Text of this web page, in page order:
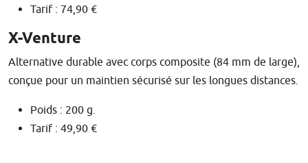
Tarif : 74,90 €
X-Venture
Alternative durable avec corps composite (84 mm de large),
conçue pour un maintien sécurisé sur les longues distances.
Poids : 200 g.
Tarif : 49,90 €